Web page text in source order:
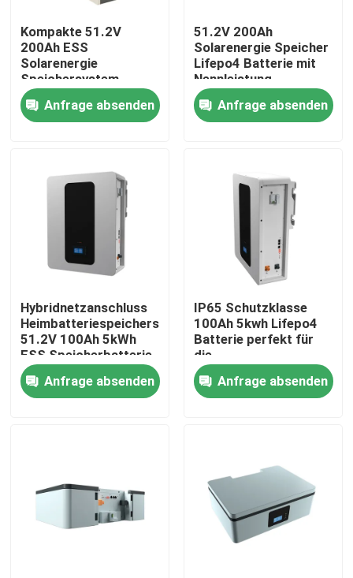
Startseite
Produkte
Über uns
Fabrik Tour
Qualitätskontrolle
Alle Fälle
Kompakte 51.2V
200Ah ESS
Solarenergie
Speichersystem
Batterie für optimale
Leistung
Anfrage absenden
51.2V 200Ah
Solarenergie Speicher
Lifepo4 Batterie mit
Nennleistung
10,24KWh 95%DOD
Anfrage absenden
Hybridnetzanschluss
Heimbatteriespeichersystem
51.2V 100Ah 5kWh
ESS Speicherbatterie
Anfrage absenden
IP65 Schutzklasse
100Ah 5kwh Lifepo4
Batterie perfekt für
die
Energiespeicherung
Batterie ESS
Anfrage absenden